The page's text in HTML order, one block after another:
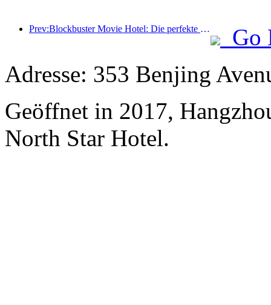
Prev:Blockbuster Movie Hotel: Die perfekte Fusion aus Business und Film
Go
Adresse: 353 Benjing
Geöffnet in 2017,
North Star Hotel.